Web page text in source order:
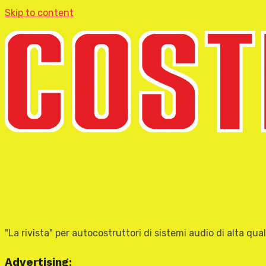
Skip to content
"La rivista" per autocostruttori di sistemi audio di alta
Advertising: